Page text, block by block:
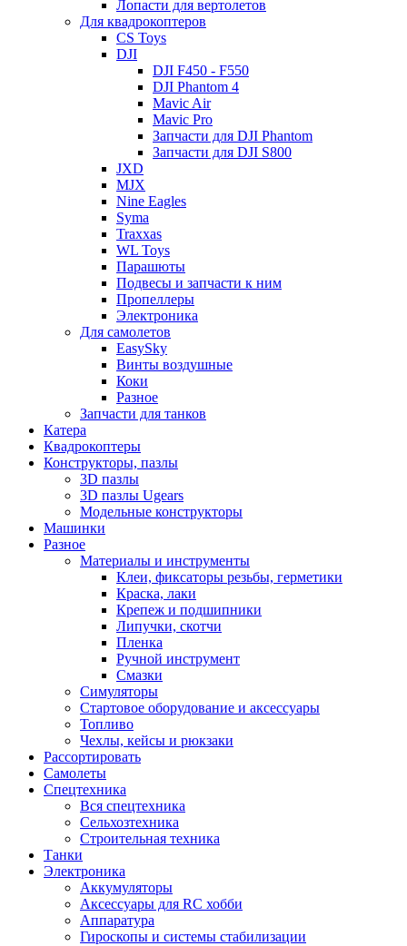
Лопасти для вертолетов
Для квадрокоптеров
CS Toys
DJI
DJI F450 - F550
DJI Phantom 4
Mavic Air
Mavic Pro
Запчасти для DJI Phantom
Запчасти для DJI S800
JXD
MJX
Nine Eagles
Syma
Traxxas
WL Toys
Парашюты
Подвесы и запчасти к ним
Пропеллеры
Электроника
Для самолетов
EasySky
Винты воздушные
Коки
Разное
Запчасти для танков
Катера
Квадрокоптеры
Конструкторы, пазлы
3D пазлы
3D пазлы Ugears
Модельные конструкторы
Машинки
Разное
Материалы и инструменты
Клеи, фиксаторы резьбы, герметики
Краска, лаки
Крепеж и подшипники
Липучки, скотчи
Пленка
Ручной инструмент
Смазки
Симуляторы
Стартовое оборудование и аксессуары
Топливо
Чехлы, кейсы и рюкзаки
Рассортировать
Самолеты
Спецтехника
Вся спецтехника
Сельхозтехника
Строительная техника
Танки
Электроника
Аккумуляторы
Аксессуары для RC хобби
Аппаратура
Гироскопы и системы стабилизации